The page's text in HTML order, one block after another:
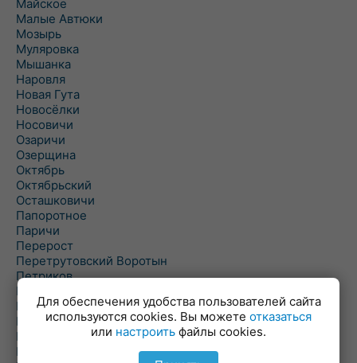
Майское
Малые Автюки
Мозырь
Муляровка
Мышанка
Наровля
Новая Гута
Новосёлки
Носовичи
Озаричи
Озерщина
Октябрь
Октябрьский
Осташковичи
Папоротное
Паричи
Перерост
Перетрутовский Воротын
Петриков
Пиревичи
Поболово
Поколюбичи
Полесье
Птичь
Для обеспечения удобства пользователей сайта
используются cookies. Вы можете отказаться
или настроить файлы cookies.